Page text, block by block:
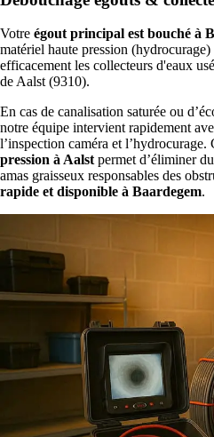
Votre égout principal est bouché à
matériel haute pression
efficacement les collecteurs d'eaux
de Aalst (9310).
En cas de canalisation saturée ou
notre équipe intervient rapidement
l’inspection caméra et l’hydrocurage.
pression à Aalst permet d’éliminer
amas graisseux responsables des
rapide et disponible à Baardegem.